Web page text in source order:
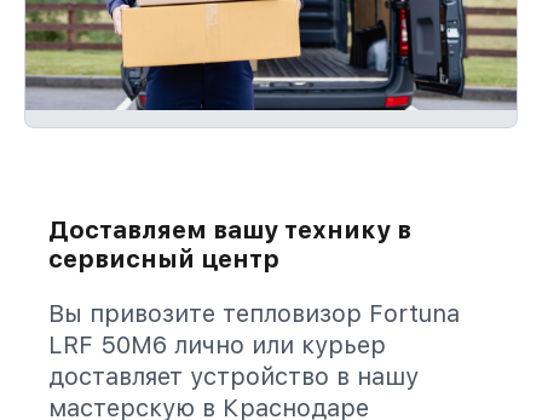
Доставляем вашу технику в
сервисный центр
Вы привозите тепловизор Fortuna
LRF 50M6 лично или курьер
доставляет устройство в нашу
мастерскую в Краснодаре